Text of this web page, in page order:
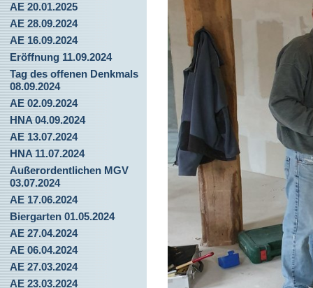
AE 20.01.2025
AE 28.09.2024
AE 16.09.2024
Eröffnung 11.09.2024
Tag des offenen Denkmals
08.09.2024
AE 02.09.2024
HNA 04.09.2024
AE 13.07.2024
HNA 11.07.2024
Außerordentlichen MGV
03.07.2024
AE 17.06.2024
Biergarten 01.05.2024
AE 27.04.2024
AE 06.04.2024
AE 27.03.2024
AE 23.03.2024